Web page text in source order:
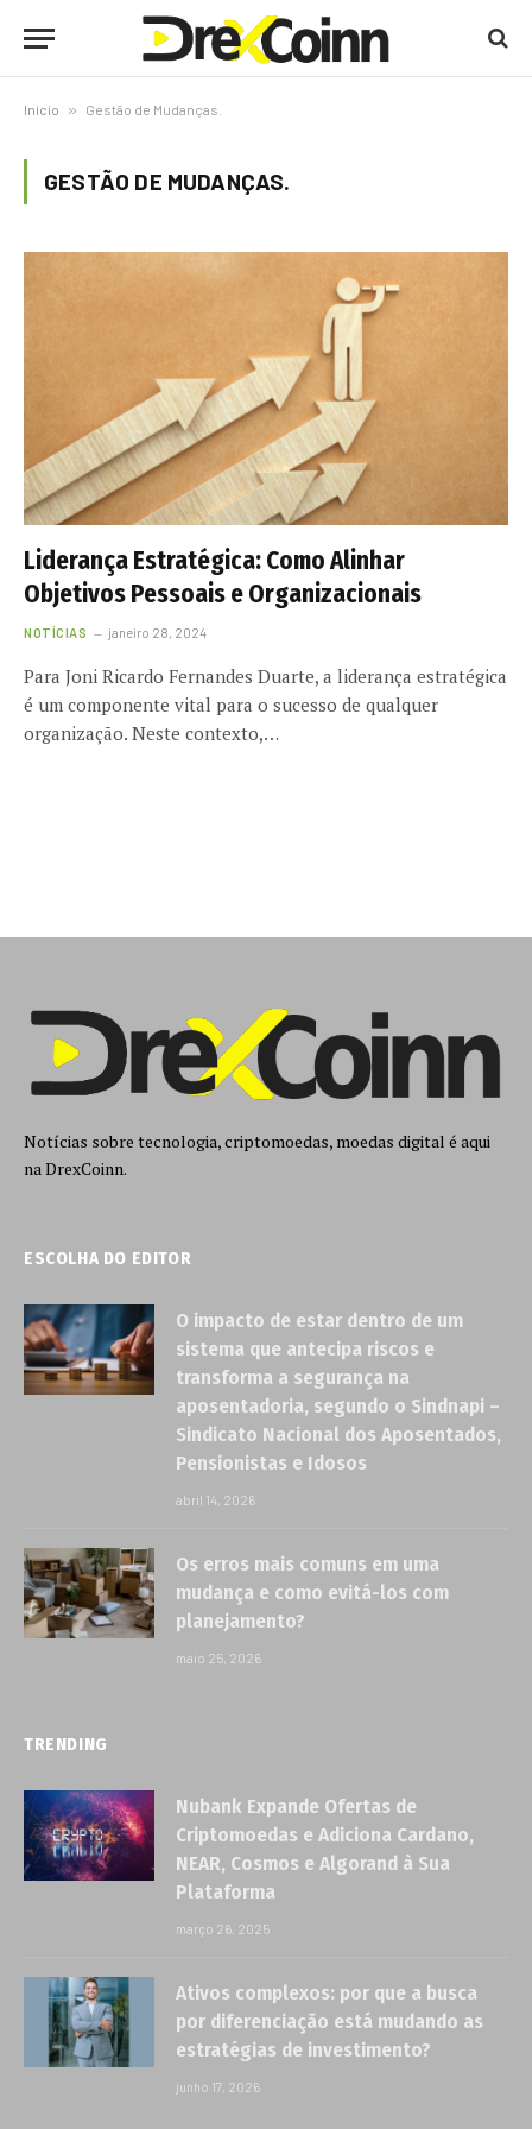
Início » Gestão de Mudanças.
GESTÃO DE MUDANÇAS.
Liderança Estratégica: Como Alinhar
Objetivos Pessoais e Organizacionais
NOTÍCIAS janeiro 28, 2024
Para Joni Ricardo Fernandes Duarte, a liderança estratégica
é um componente vital para o sucesso de qualquer
organização. Neste contexto,…
Notícias sobre tecnologia, criptomoedas, moedas digital é aqui
na DrexCoinn.
ESCOLHA DO EDITOR
O impacto de estar dentro de um
sistema que antecipa riscos e
transforma a segurança na
aposentadoria, segundo o Sindnapi –
Sindicato Nacional dos Aposentados,
Pensionistas e Idosos
abril 14, 2026
Os erros mais comuns em uma
mudança e como evitá-los com
planejamento?
maio 25, 2026
TRENDING
Nubank Expande Ofertas de
Criptomoedas e Adiciona Cardano,
NEAR, Cosmos e Algorand à Sua
Plataforma
março 26, 2025
Ativos complexos: por que a busca
por diferenciação está mudando as
estratégias de investimento?
junho 17, 2026